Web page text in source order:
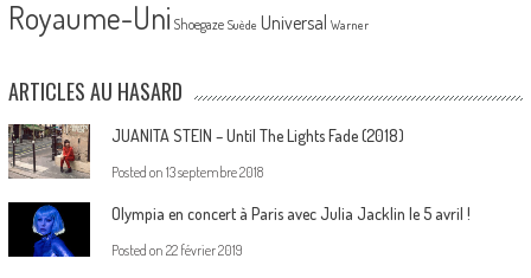
Royaume-Uni Shoegaze Suède Universal Warner
ARTICLES AU HASARD
JUANITA STEIN – Until The Lights Fade (2018)
Posted on 13 septembre 2018
Olympia en concert à Paris avec Julia Jacklin le 5 avril !
Posted on 22 février 2019